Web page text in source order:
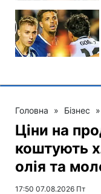
Головна » Бізнес »
Ціни на
коштують
олія та
17:50 07.08.2026 Пт